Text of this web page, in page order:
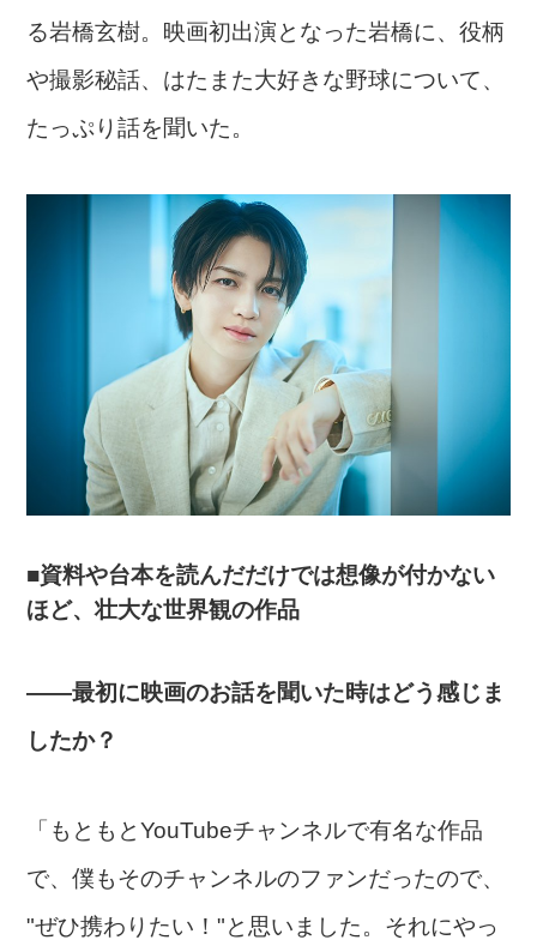
る岩橋玄樹。映画初出演となった岩橋に、役柄
や撮影秘話、はたまた大好きな野球について、
たっぷり話を聞いた。
■資料や台本を読んだだけでは想像が付かない
ほど、壮大な世界観の作品
――最初に映画のお話を聞いた時はどう感じま
したか？
「もともとYouTubeチャンネルで有名な作品
で、僕もそのチャンネルのファンだったので、
"ぜひ携わりたい！"と思いました。それにやっ